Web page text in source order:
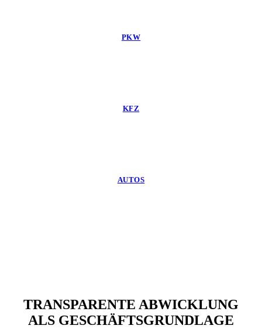
PKW
KFZ
AUTOS
TRANSPARENTE ABWICKLUNG
ALS GESCHÄFTSGRUNDLAGE